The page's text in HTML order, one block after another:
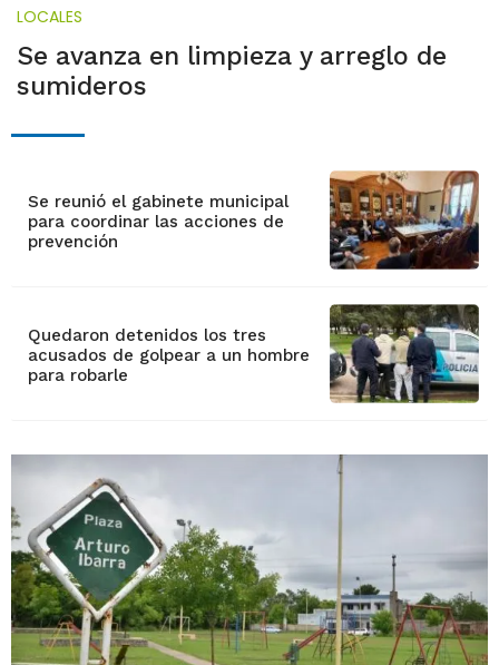
LOCALES
Se avanza en limpieza y arreglo de
sumideros
Se reunió el gabinete municipal
para coordinar las acciones de
prevención
Quedaron detenidos los tres
acusados de golpear a un hombre
para robarle